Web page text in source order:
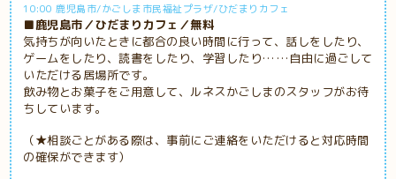
10:00 鹿児島市/かごしま市民福祉プラザ/ひだまりカフェ
■鹿児島市／ひだまりカフェ／無料
気持ちが向いたときに都合の良い時間に行って、話しをしたり、
ゲームをしたり、読書をしたり、学習したり……自由に過ごして
いただける居場所です。
飲み物とお菓子をご用意して、ルネスかごしまのスタッフがお待
ちしています。
（★相談ごとがある際は、事前にご連絡をいただけると対応時間
の確保ができます）